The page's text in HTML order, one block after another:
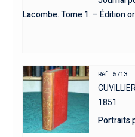
Lacombe. Tome 1. – Édition
Réf : 5713
1851
Portraits